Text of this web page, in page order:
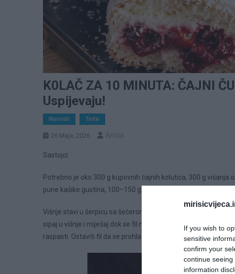
If you wish to
sensitive
confirm your
continue
information
K0LAČ ZA 10 MINUTA: ČAJNI
Uspijevaju!
Novosti Torte
26 Maja, 2026 Amila
Sastojci:
Potrebno je oko 300 g kupovnih čajnih kolutića, 300 g višanja
pune kašike gustina, 100–150 g kokosa i malo mlijeka za
Višnje stavi u šerpicu sa šećerom i sokom ili vodom. Kuvaj
sipaj u višnje i miješaj dok se fil ne zgusne. Fil mora biti baš
raspasti. Ostaviti fil da se prohladi.